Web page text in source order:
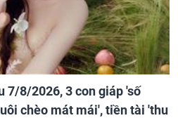
7/8/2026, 3 con giáp 'số
chèo mát mái', tiền tài 'thu